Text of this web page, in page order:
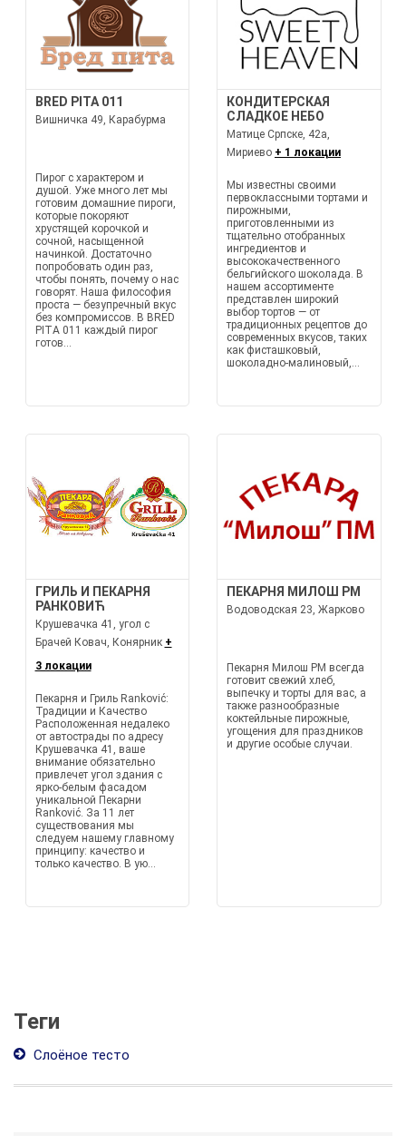
BRED PITA 011
Вишничка 49, Карабурма
Пирог с характером и
душой. Уже много лет мы
готовим домашние пироги,
которые покоряют
хрустящей корочкой и
сочной, насыщенной
начинкой. Достаточно
попробовать один раз,
чтобы понять, почему о нас
говорят. Наша философия
проста — безупречный вкус
без компромиссов. В BRED
PITA 011 каждый пирог
готов...
КОНДИТЕРСКАЯ
СЛАДКОЕ НЕБО
Матице Српске, 42а,
Мириево + 1 локации
Мы известны своими
первоклассными тортами и
пирожными,
приготовленными из
тщательно отобранных
ингредиентов и
высококачественного
бельгийского шоколада. В
нашем ассортименте
представлен широкий
выбор тортов — от
традиционных рецептов до
современных вкусов, таких
как фисташковый,
шоколадно-малиновый,...
ГРИЛЬ И ПЕКАРНЯ
РАНКОВИЋ
Крушевачка 41, угол с
Брачей Ковач, Конярник +
3 локации
Пекарня и Гриль Ranković:
Традиции и Качество
Расположенная недалеко
от автострады по адресу
Крушевачка 41, ваше
внимание обязательно
привлечет угол здания с
ярко-белым фасадом
уникальной Пекарни
Ranković. За 11 лет
существования мы
следуем нашему главному
принципу: качество и
только качество. В ую...
ПЕКАРНЯ МИЛОШ PM
Водоводская 23, Жарково
Пекарня Милош PM всегда
готовит свежий хлеб,
выпечку и торты для вас, а
также разнообразные
коктейльные пирожные,
угощения для праздников
и другие особые случаи.
Теги
Слоёное тесто